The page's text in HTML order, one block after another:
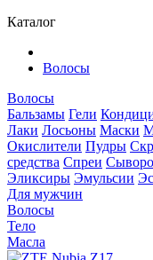
Каталог
Волосы
Волосы
Бальзамы Гели
Лаки Лосьоны Маски
Окислители Пудры
средства Спреи
Эликсиры Эмульсии
Для мужчин
Волосы
Тело
Масла